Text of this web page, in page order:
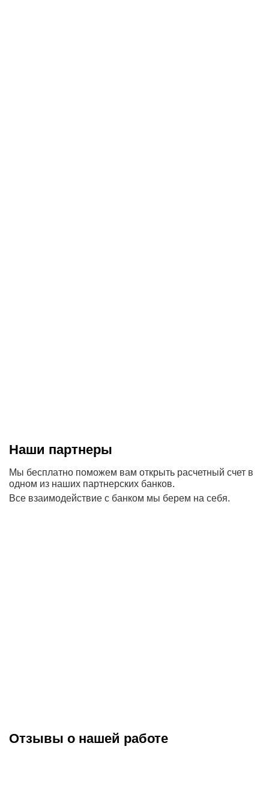
Наши партнеры
Мы бесплатно поможем вам открыть расчетный счет в
одном из наших партнерских банков.
Все взаимодействие с банком мы берем на себя.
Отзывы о нашей работе